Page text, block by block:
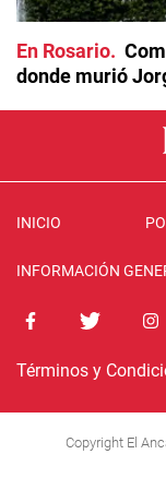
En Rosario
donde murió
INICIO
INFORMACIÓN
Términos y
Copyright El